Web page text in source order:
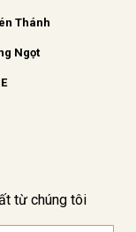
Thánh
Ngọt
từ chúng tôi